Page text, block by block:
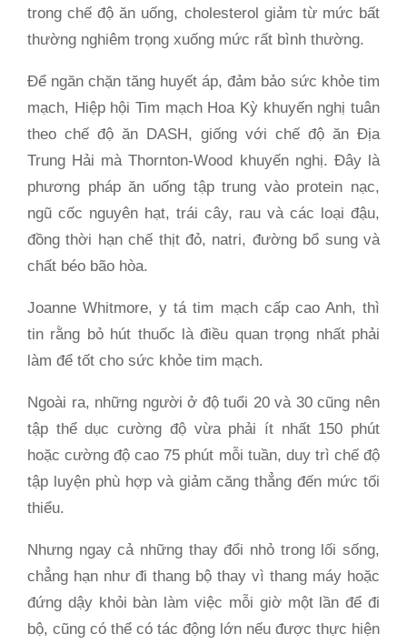
trong chế độ ăn uống, cholesterol giảm từ mức bất
thường nghiêm trọng xuống mức rất bình thường.
Để ngăn chặn tăng huyết áp, đảm bảo sức khỏe tim
mạch, Hiệp hội Tim mạch Hoa Kỳ khuyến nghị tuân
theo chế độ ăn DASH, giống với chế độ ăn Địa
Trung Hải mà Thornton-Wood khuyến nghị. Đây là
phương pháp ăn uống tập trung vào protein nạc,
ngũ cốc nguyên hạt, trái cây, rau và các loại đậu,
đồng thời hạn chế thịt đỏ, natri, đường bổ sung và
chất béo bão hòa.
Joanne Whitmore, y tá tim mạch cấp cao Anh, thì
tin rằng bỏ hút thuốc là điều quan trọng nhất phải
làm để tốt cho sức khỏe tim mạch.
Ngoài ra, những người ở độ tuổi 20 và 30 cũng nên
tập thể dục cường độ vừa phải ít nhất 150 phút
hoặc cường độ cao 75 phút mỗi tuần, duy trì chế độ
tập luyện phù hợp và giảm căng thẳng đến mức tối
thiểu.
Nhưng ngay cả những thay đổi nhỏ trong lối sống,
chẳng hạn như đi thang bộ thay vì thang máy hoặc
đứng dậy khỏi bàn làm việc mỗi giờ một lần để đi
bộ, cũng có thể có tác động lớn nếu được thực hiện